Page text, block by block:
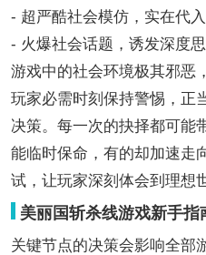
- 超严酷社会模仿，实在代
- 火爆社会话题，诱发深度
游戏中的社会环境极其邪恶
玩家必需时刻保持警惕，正
决策。每一次的抉择都可能
能临时保命，有的却加速走
试，让玩家深刻体会到理想
美丽国斩杀线游戏新手指
关键节点的决策会影响全部